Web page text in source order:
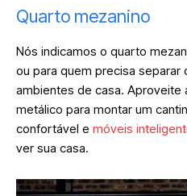
Quarto mezanino
Nós indicamos o quarto
ou para quem precisa
ambientes de casa. Aproveite
metálico para montar um
confortável e móveis
ver sua casa.